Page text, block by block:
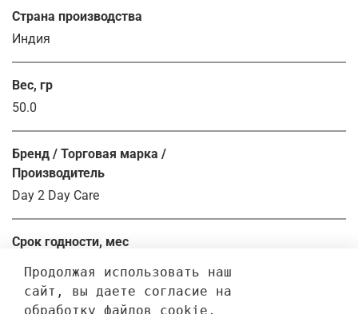
Страна производства
Индия
Вес, гр
50.0
Бренд / Торговая марка /
Производитель
Day 2 Day Care
Срок годности, мес
36.0
Продолжая использовать наш
сайт, вы даете согласие на
обработку файлов cookie,